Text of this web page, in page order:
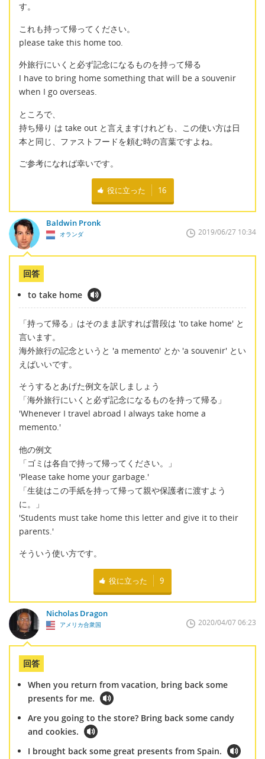
す。
これも持って帰ってください。
please take this home too.
外旅行にいくと必ず記念になるものを持って帰る
I have to bring home something that will be a souvenir
when I go overseas.
ところで、
持ち帰り は take out と言えますけれども、この使い方は日
本と同じ、ファストフードを頼む時の言葉ですよね。
ご参考になれば幸いです。
役に立った 16
Baldwin Pronk
オランダ 2019/06/27 10:34
回答
to take home
「持って帰る」はそのまま訳すれば普段は 'to take home' と
言います。
海外旅行の記念というと 'a memento' とか 'a souvenir' とい
えばいいです。
そうするとあげた例文を訳しましょう
「海外旅行にいくと必ず記念になるものを持って帰る」
'Whenever I travel abroad I always take home a
memento.'
他の例文
「ゴミは各自で持って帰ってください。」
'Please take home your garbage.'
「生徒はこの手紙を持って帰って親や保護者に渡すよう
に。」
'Students must take home this letter and give it to their
parents.'
そういう使い方です。
役に立った 9
Nicholas Dragon
アメリカ合衆国 2020/04/07 06:23
回答
When you return from vacation, bring back some
presents for me.
Are you going to the store? Bring back some candy
and cookies.
I brought back some great presents from Spain.